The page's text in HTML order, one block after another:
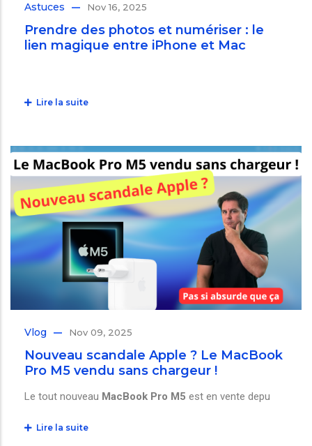
Astuces Nov 16, 2025
Prendre des photos et numériser : le
lien magique entre iPhone et Mac
Lire la suite
Vlog Nov 09, 2025
Nouveau scandale Apple ? Le MacBook
Pro M5 vendu sans chargeur !
Le tout nouveau MacBook Pro M5 est en vente depu
Lire la suite